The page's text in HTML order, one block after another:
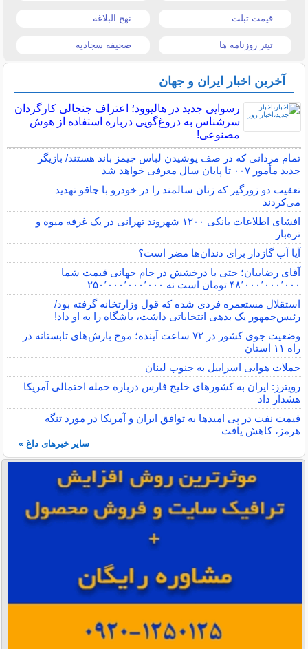
قیمت تبلت نهج البلاغه
تیتر روزنامه ها صحیفه سجادیه
آخرین اخبار ایران و جهان
رسوایی جدید در هالیوود؛ اعتراف جنجالی کارگردان
سرشناس به دروغ‌گویی درباره استفاده از هوش
مصنوعی!
تمام مردانی که در صف پوشیدن لباس جیمز باند هستند/ بازیگر
جدید مأمور ۰۰۷ تا پایان سال معرفی خواهد شد
تعقیب دو زورگیر که زنان سالمند را در خودرو با چاقو تهدید
می‌کردند
افشای اطلاعات بانکی ۱۲۰۰ شهروند تهرانی در یک غرفه میوه و
تره‌بار
آیا آب گازدار برای دندان‌ها مضر است؟
آقای رضاییان؛ حتی با درخشش در جام جهانی قیمت شما
۴۸٬۰۰۰٬۰۰۰٬۰۰۰ تومان است نه ۲۵۰٬۰۰۰٬۰۰۰٬۰۰۰
استقلال مستعمره فردی شده که قول وزارتخانه گرفته بود/
رئیس‌جمهور یک بدهی انتخاباتی داشت، باشگاه را به او داد!
وضعیت جوی کشور در ۷۲ ساعت آینده؛ موج بارش‌های تابستانه در
راه ۱۱ استان
حملات هوایی اسراییل به جنوب لبنان
رویترز: ایران به کشورهای خلیج فارس درباره حمله احتمالی آمریکا
هشدار داد
قیمت نفت در پی امیدها به توافق ایران و آمریکا در مورد تنگه
هرمز، کاهش یافت
سایر خبرهای داغ »